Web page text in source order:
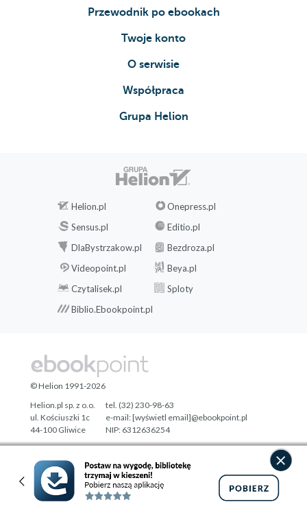
Przewodnik po ebookach
Twoje konto
O serwisie
Współpraca
Grupa Helion
Helion.pl
Onepress.pl
Sensus.pl
Editio.pl
DlaBystrzakow.pl
Bezdroza.pl
Videopoint.pl
Beya.pl
Czytalisek.pl
Sploty
Biblio.Ebookpoint.pl
Designed with ♥ byTonik.pl
© Helion 1991-2026
Helion.pl sp. z o.o.
ul. Kościuszki 1c
44-100 Gliwice
tel. (32) 230-98-63
e-mail:[wyświetl email]@ebookpoint.pl
NIP: 6312636254
Regon: 241989027
Pełna wersja strony »